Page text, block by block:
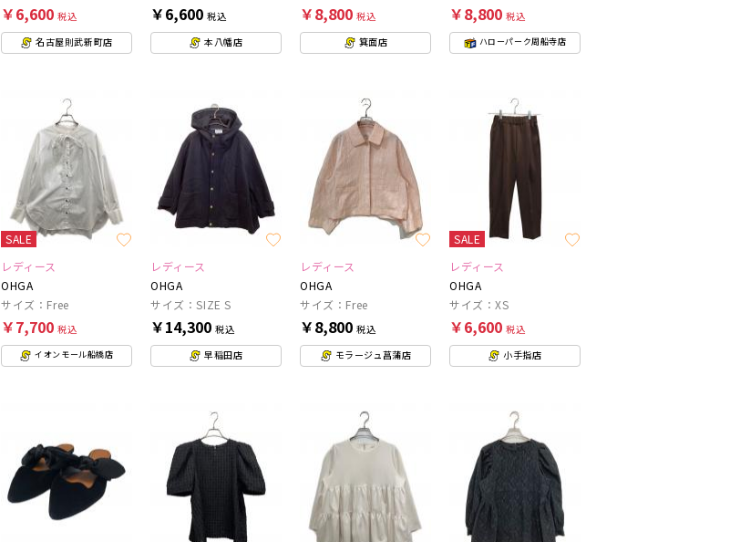
￥6,600 税込
名古屋則武新町店
￥6,600 税込
本八幡店
￥8,800 税込
箕面店
￥8,800 税込
ハローパーク周船寺店
SALE
レディース
OHGA
サイズ：Free
￥7,700 税込
イオンモール船橋店
レディース
OHGA
サイズ：SIZE S
￥14,300 税込
早稲田店
レディース
OHGA
サイズ：Free
￥8,800 税込
モラージュ菖蒲店
SALE
レディース
OHGA
サイズ：XS
￥6,600 税込
小手指店